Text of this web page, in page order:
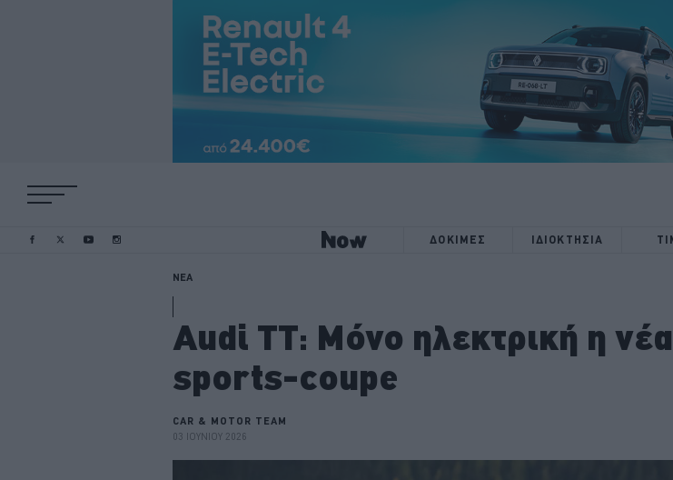
ΔΟΚΙΜΕΣ ΙΔΙΟΚΤΗΣΙΑ
ΝΕΑ
Audi TT: Μόνο ηλεκτρική η
sports-coupe
CAR & MOTOR TEAM
03 ΙΟΥΝΙΟΥ 2026